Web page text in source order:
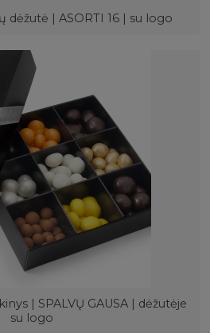
dėžutė | ASORTI 16 | su logo
| SPALVŲ GAUSA | dėžutėje
su logo